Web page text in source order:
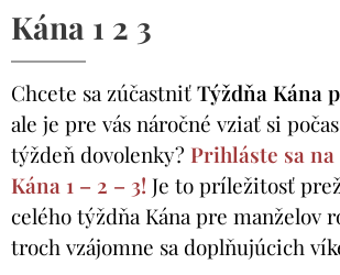
Kána 1 2 3
Chcete sa zúčastniť Týždňa Kána
ale je pre vás náročné vziať si
týždeň dovolenky? Prihláste sa
Kána 1 – 2 – 3! Je to príležitosť
celého týždňa Kána pre manželov
troch vzájomne sa doplňujúcich